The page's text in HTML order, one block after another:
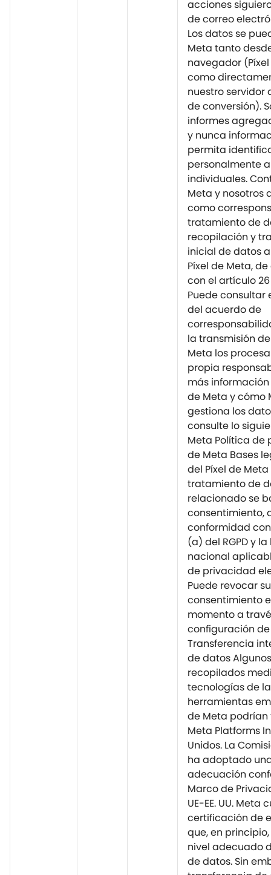
acciones
de correo
Los datos se
Meta tanto
navegador
como
nuestro servidor
de conversión).
informes
y nunca
permita
personalmente
individuales.
Meta y nosotros
como
tratamiento de
recopilación y
inicial de datos
Píxel de Meta,
con el artículo 26
Puede consultar
del acuerdo de
la transmisión
Meta los
propia
más
de Meta y cómo
gestiona los
consulte lo
Meta Política de
de Meta Bases
del Píxel de Meta
tratamiento de
relacionado se
consentimiento,
conformidad
(a) del RGPD y
nacional
de privacidad
Puede revocar su
consentimiento
momento a
configuración de
Transferencia
de datos
recopilados
tecnologías de
herramientas
de Meta podrían
Meta Platforms
Unidos. La
ha adoptado
adecuación
Marco de
UE-EE. UU. Meta
certificación de
que, en
nivel adecuado
de datos. Sin